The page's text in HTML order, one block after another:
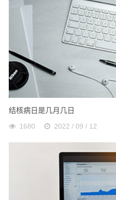
结核病日是几月几日
1680 2022 / 09 / 12